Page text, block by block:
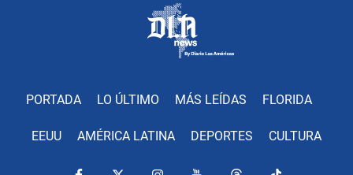
PORTADA LO ÚLTIMO MÁS LEÍDAS FLORIDA
EEUU AMÉRICA LATINA DEPORTES CULTURA